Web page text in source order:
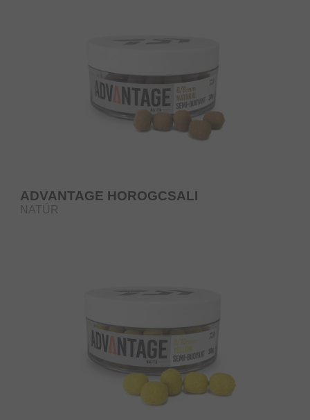
ADVANTAGE HOROGCSALI
NATÚR